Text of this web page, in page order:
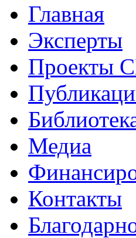
Главная
Эксперты
Проекты
Медиа
Контакты